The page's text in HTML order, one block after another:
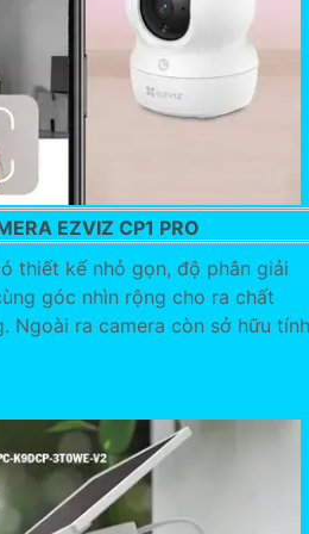
EZVIZ CP1 PRO
thiết kế nhỏ gọn, độ phân giải
góc nhìn rộng cho ra chất
Ngoài ra camera còn sở hữu tính